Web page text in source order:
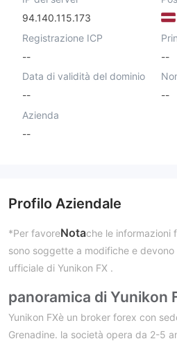
94.140.115.173
Registrazione ICP
--
--
Data di validità del dominio
--
--
Azienda
--
Profilo Aziendale
*Per favoreNotache le informazioni
sono soggette a modifiche e
ufficiale di Yunikon FX .
panoramica di Yunikon
Yunikon FXè un broker forex con
Grenadine. la società opera da 2-5